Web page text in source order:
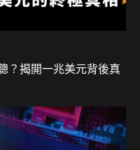
？揭開一兆美元背後真